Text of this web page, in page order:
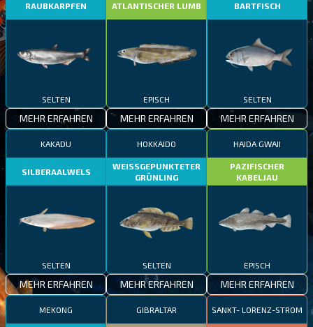
RAUBKARPFEN
SELTEN
MEHR ERFAHREN
ATLANTISCHER LUMB
EPISCH
MEHR ERFAHREN
BARTFISCH
SELTEN
MEHR ERFAHREN
KAKADU
SILBERAALWELS
SELTEN
MEHR ERFAHREN
HOKKAIDO
WEISSGEPUNKTETER
GRÜNLING
SELTEN
MEHR ERFAHREN
HAIDA GWAII
PAZIFISCHER
KABELJAU
EPISCH
MEHR ERFAHREN
MEKONG GIBRALTAR SANKT- LORENZ-STROM